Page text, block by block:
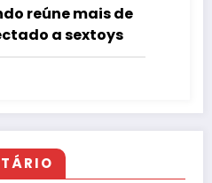
reúne mais de
a sextoys